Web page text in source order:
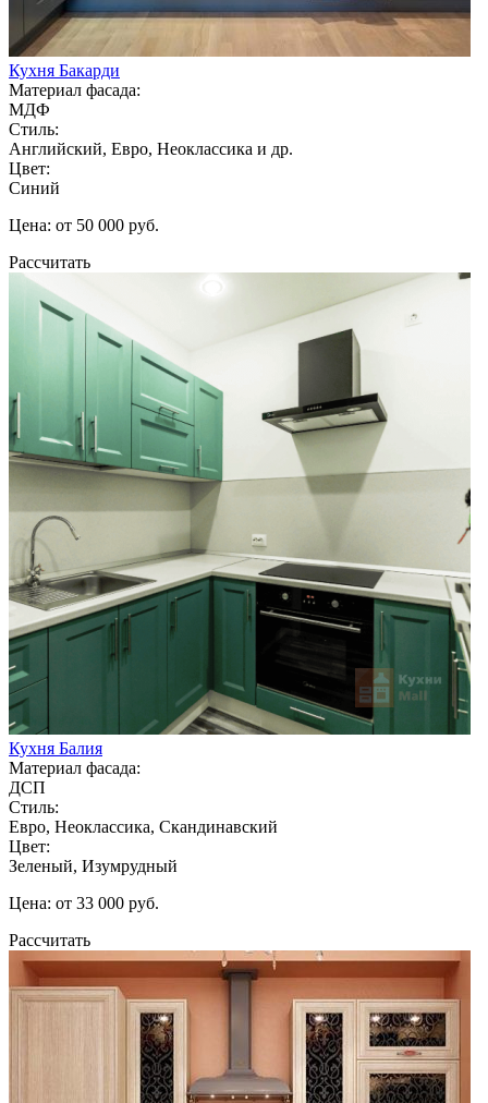
Кухня Бакарди
Материал фасада:
МДФ
Стиль:
Английский, Евро, Неоклассика и др.
Цвет:
Синий
Цена: от 50 000 руб.
Рассчитать
Кухня Балия
Материал фасада:
ДСП
Стиль:
Евро, Неоклассика, Скандинавский
Цвет:
Зеленый, Изумрудный
Цена: от 33 000 руб.
Рассчитать